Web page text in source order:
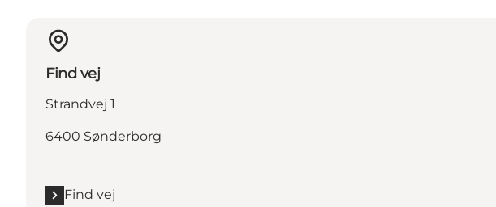
Find vej
Strandvej 1
6400 Sønderborg
Find vej